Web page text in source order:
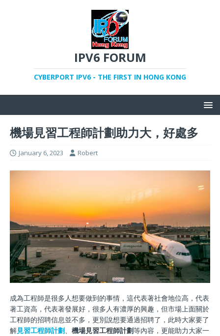
IPV6 FORUM
CYBERPORT IPV6 - THE FIRST IN HONG KONG
機場見習工程師計劃助力大，好處多
January 6, 2023 Robert
成為工程師是很多人想要做到的事情，這代表著社會地位高，代表
著工資高，代表著發展好，很多人有濃厚的興趣，但市場上面關於
工程師的招聘信息並不多，更別說想要通過招聘了，此時大家要了
解見習工程師計劃、 機場見習工程師計劃等內容，更能助力大家一